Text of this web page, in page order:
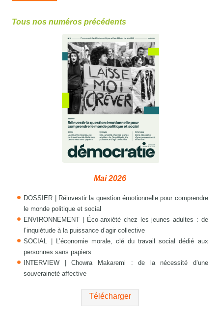
Tous nos numéros précédents
Mai 2026
DOSSIER | Réinvestir la question émotionnelle pour comprendre
le monde politique et social
ENVIRONNEMENT | Éco-anxiété chez les jeunes adultes : de
l’inquiétude à la puissance d’agir collective
SOCIAL | L’économie morale, clé du travail social dédié aux
personnes sans papiers
INTERVIEW | Chowra Makaremi : de la nécessité d’une
souveraineté affective
Télécharger